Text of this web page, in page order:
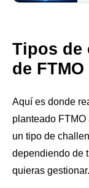
Tipos de
de FTMO
Aquí es donde
planteado
un tipo de
dependiendo de
quieras gestionar.